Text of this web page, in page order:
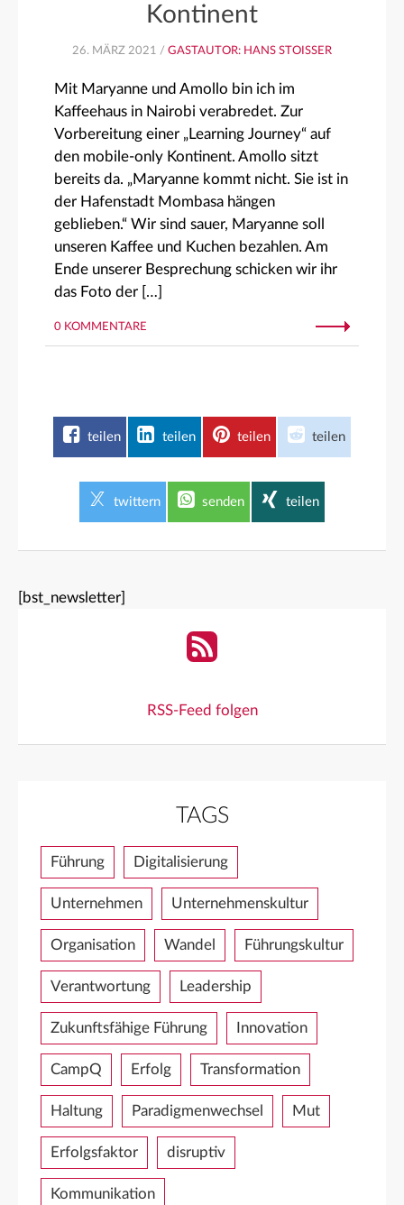
Kontinent
26. MÄRZ 2021 / GASTAUTOR: HANS STOISSER
Mit Maryanne und Amollo bin ich im
Kaffeehaus in Nairobi verabredet. Zur
Vorbereitung einer „Learning Journey“ auf
den mobile-only Kontinent. Amollo sitzt
bereits da. „Maryanne kommt nicht. Sie ist in
der Hafenstadt Mombasa hängen
geblieben.“ Wir sind sauer, Maryanne soll
unseren Kaffee und Kuchen bezahlen. Am
Ende unserer Besprechung schicken wir ihr
das Foto der […]
0 KOMMENTARE
teilen teilen teilen teilen
twittern senden teilen
[bst_newsletter]
RSS-Feed folgen
TAGS
Führung Digitalisierung
Unternehmen Unternehmenskultur
Organisation Wandel Führungskultur
Verantwortung Leadership
Zukunftsfähige Führung Innovation
CampQ Erfolg Transformation
Haltung Paradigmenwechsel Mut
Erfolgsfaktor disruptiv
Kommunikation